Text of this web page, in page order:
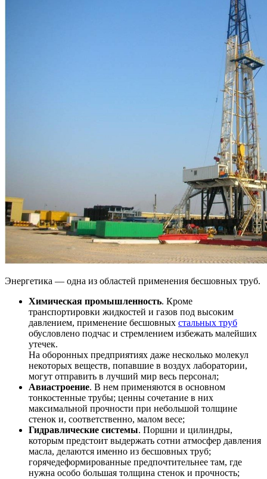
Энергетика — одна из областей применения бесшовных труб.
Химическая промышленность. Кроме
транспортировки жидкостей и газов под высоким
давлением, применение бесшовных стальных труб
обусловлено подчас и стремлением избежать малейших
утечек.
На оборонных предприятиях даже несколько молекул
некоторых веществ, попавшие в воздух лаборатории,
могут отправить в лучший мир весь персонал;
Авиастроение. В нем применяются в основном
тонкостенные трубы; ценны сочетание в них
максимальной прочности при небольшой толщине
стенок и, соответственно, малом весе;
Гидравлические системы. Поршни и цилиндры,
которым предстоит выдержать сотни атмосфер давления
масла, делаются именно из бесшовных труб;
горячедеформированные предпочтительнее там, где
нужна особо большая толщина стенок и прочность;